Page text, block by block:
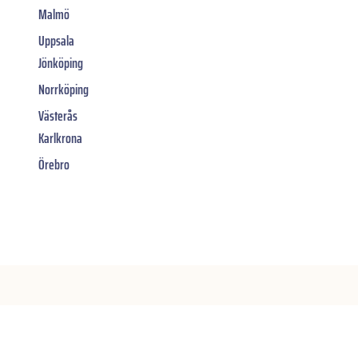
Malmö
Uppsala
Jönköping
Norrköping
Västerås
Karlkrona
Örebro